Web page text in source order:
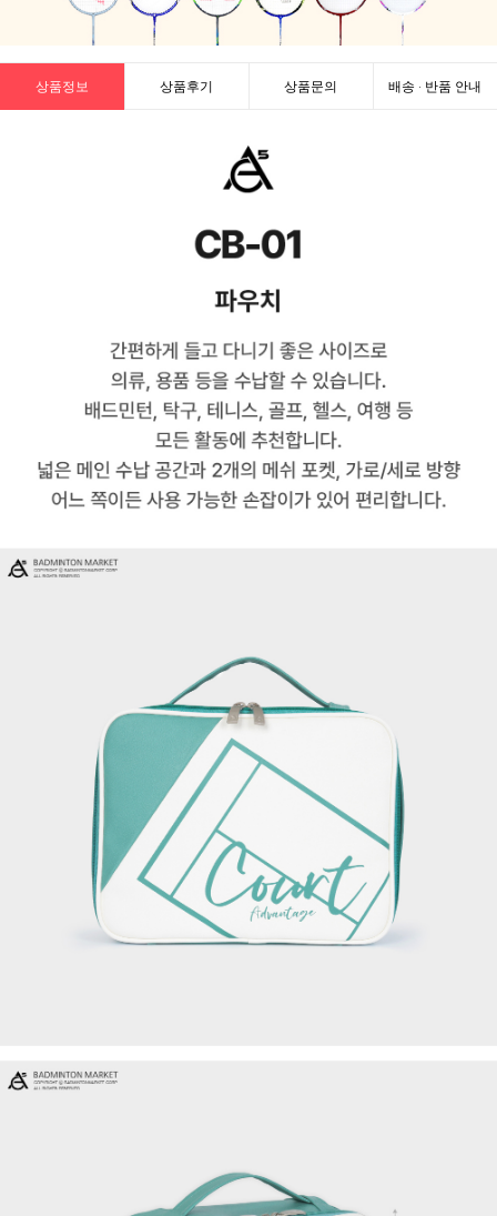
상품정보 상품후기 상품문의 배송 · 반품 안내